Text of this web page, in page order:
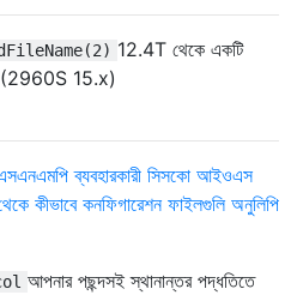
12.4T থেকে একটি
(2960S 15.x)
ব্যবহারকারী সিসকো আইওএস
কীভাবে কনফিগারেশন ফাইলগুলি অনুলিপি
আপনার পছন্দসই স্থানান্তর পদ্ধতিতে